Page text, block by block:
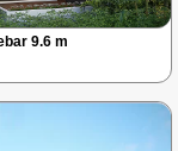
9.6 m